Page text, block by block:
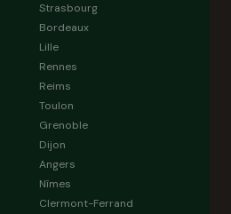
Strasbourg
Bordeaux
Lille
Rennes
Reims
Toulon
Grenoble
Dijon
Angers
Nîmes
Clermont-Ferrand